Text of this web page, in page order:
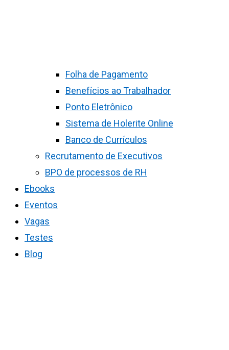
Folha de Pagamento
Benefícios ao Trabalhador
Ponto Eletrônico
Sistema de Holerite Online
Banco de Currículos
Recrutamento de Executivos
BPO de processos de RH
Ebooks
Eventos
Vagas
Testes
Blog